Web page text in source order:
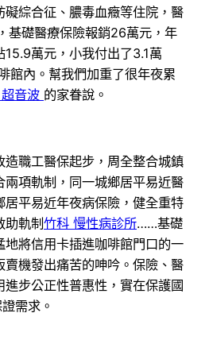
礙綜合征、膿毒血癥等住院，醫
基礎醫療保險報銷26萬元，年
萬元，小我付出了3.1萬
館內。幫我們加重了很年夜累
音波 的家眷說。
職工醫保起步，周全整合城鎮
兩項軌制，同一城鄉居平易近醫
居平易近年夜病保險，健全重特
助軌制竹科 慢性病診所……基礎
地將信用卡插進咖啡館門口的一
賣機發出痛苦的呻吟。保險、醫
步公正性普惠性，實在保護國
需求。